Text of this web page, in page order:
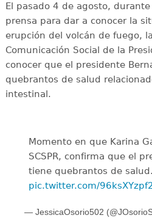
El pasado 4 de agosto,
prensa para dar a conocer la
erupción del volcán de fuego,
Comunicación Social de la
conocer que el presidente
quebrantos de salud
intestinal.
Momento en que Karina
SCSPR, confirma que el
tiene quebrantos de salud.
pic.twitter.com/96ksXYzpf2
— JessicaOsorio502